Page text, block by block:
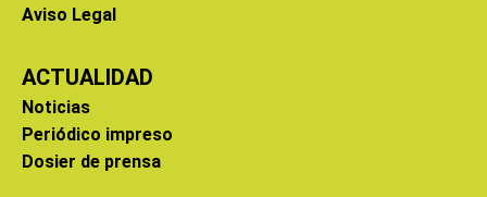
Aviso Legal
ACTUALIDAD
Noticias
Periódico impreso
Dosier de prensa